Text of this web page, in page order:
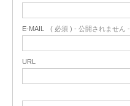
E-MAIL ( 必須 ) - 公開されません -
URL